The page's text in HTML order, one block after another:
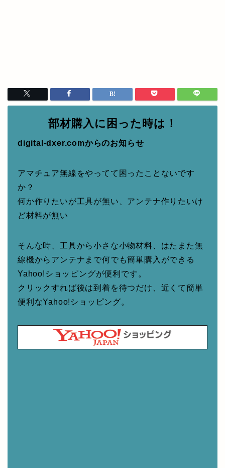
部材購入に困った時は！
digital-dxer.comからのお知らせ
アマチュア無線をやってて困ったことないです
か？
何か作りたいが工具が無い、アンテナ作りたいけ
ど材料が無い
そんな時、工具から小さな小物材料、はたまた無
線機からアンテナまで何でも簡単購入ができる
Yahoo!ショッピングが便利です。
クリックすれば後は到着を待つだけ、近くて簡単
便利なYahoo!ショッピング。